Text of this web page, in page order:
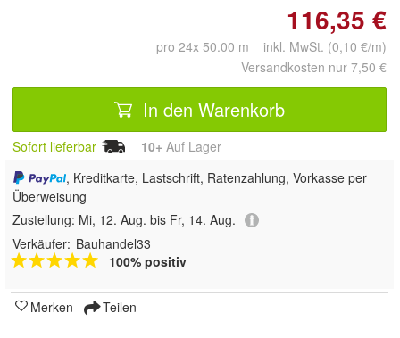
116,35 €
pro 24x 50.00 m inkl. MwSt. (0,10 €/m)
Versandkosten nur 7,50 €
In den Warenkorb
Sofort lieferbar 10+ Auf Lager
, Kreditkarte, Lastschrift, Ratenzahlung, Vorkasse per
Überweisung
Zustellung: Mi, 12. Aug. bis Fr, 14. Aug.
Verkäufer: Bauhandel33
100% positiv
Merken Teilen